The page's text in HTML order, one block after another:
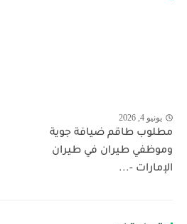
يونيو 4, 2026
مطلوب طاقم ضيافة جوية
وموظفي طيران في طيران
الإمارات -...